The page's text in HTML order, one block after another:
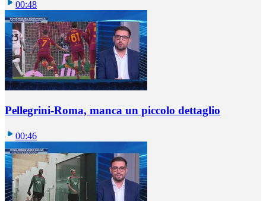
00:48
Pellegrini-Roma, manca un piccolo dettaglio
00:46